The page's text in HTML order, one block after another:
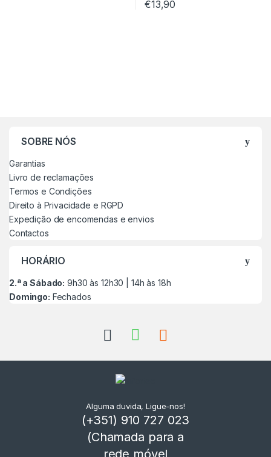
€13,90
SOBRE NÓS
Garantias
Livro de reclamações
Termos e Condições
Direito à Privacidade e RGPD
Expedição de encomendas e envios
Contactos
HORÁRIO
2.ª a Sábado: 9h30 às 12h30 | 14h às 18h
Domingo: Fechados
Alguma duvida, Ligue-nos!
(+351) 910 727 023
(Chamada para a